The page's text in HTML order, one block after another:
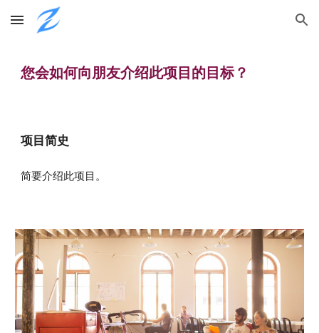
Skip to main content Skip to navigation
您会如何向朋友介绍此项目的目标？
项目简史
简要介绍此项目。